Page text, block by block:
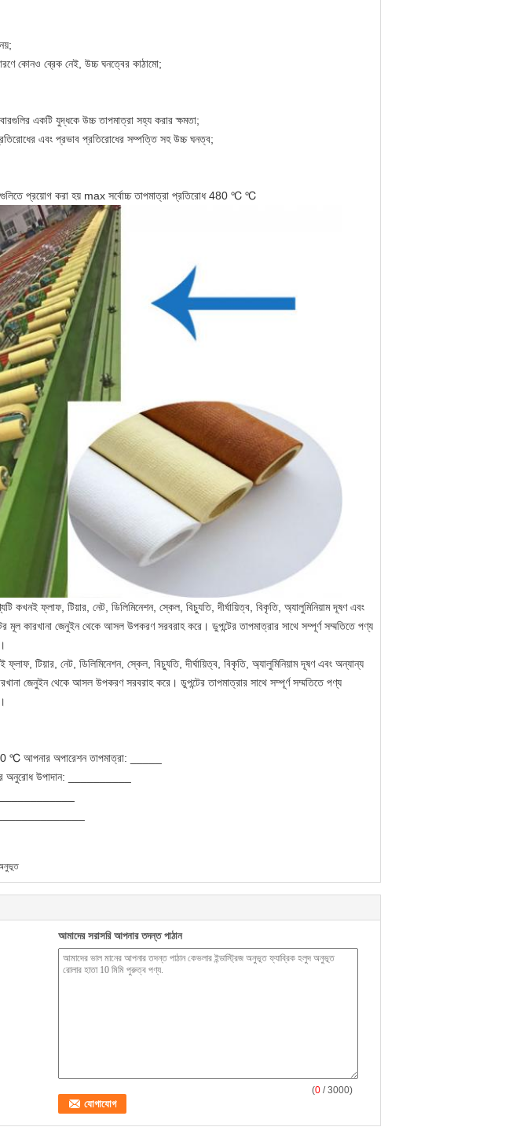
কোনও ব্রেক নেই, উচ্চ ঘনত্বের কাঠামো;
একটি যুদ্ধকে উচ্চ তাপমাত্রা সহ্য করার ক্ষমতা;
এবং প্রভাব প্রতিরোধের সম্পত্তি সহ উচ্চ ঘনত্ব;
প্রয়োগ করা হয় max সর্বোচ্চ তাপমাত্রা প্রতিরোধ 480 ℃ ℃
কখনই ফ্লাফ, টিয়ার, নেট, ডিলিমিনেশন, স্কেল, বিচ্যুতি, দীর্ঘায়িত্ব, বিকৃতি, অ্যালুমিনিয়াম দূষণ এবং
মূল কারখানা জেনুইন থেকে আসল উপকরণ সরবরাহ করে। ডুপন্টের তাপমাত্রার সাথে সম্পূর্ণ সম্মতিতে পণ্য
টিয়ার, নেট, ডিলিমিনেশন, স্কেল, বিচ্যুতি, দীর্ঘায়িত্ব, বিকৃতি, অ্যালুমিনিয়াম দূষণ এবং অন্যান্য
জেনুইন থেকে আসল উপকরণ সরবরাহ করে। ডুপন্টের তাপমাত্রার সাথে সম্পূর্ণ সম্মতিতে পণ্য
অপারেশন তাপমাত্রা: _____
অনুরোধ উপাদান: __________
____________
অনুভূত
আমাদের সরাসরি আপনার তদন্ত পাঠান
(0 / 3000)